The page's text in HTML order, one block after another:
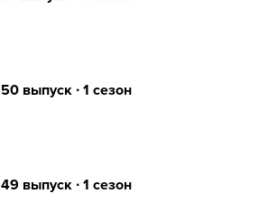
50 выпуск ∙ 1 сезон
49 выпуск ∙ 1 сезон